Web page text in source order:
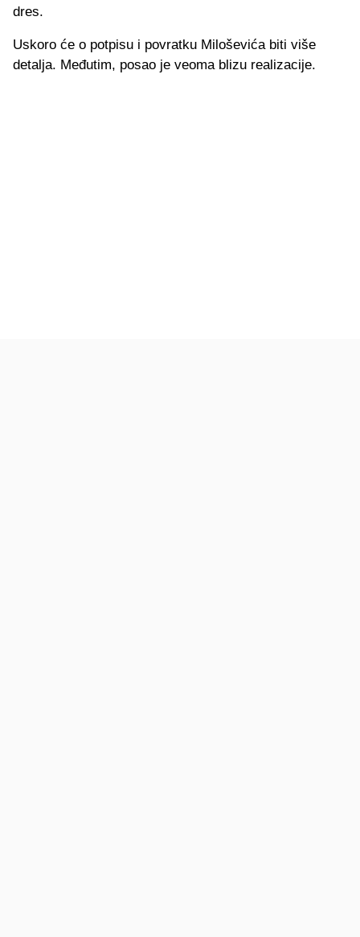
dres.
Uskoro će o potpisu i povratku Miloševića biti više
detalja. Međutim, posao je veoma blizu realizacije.